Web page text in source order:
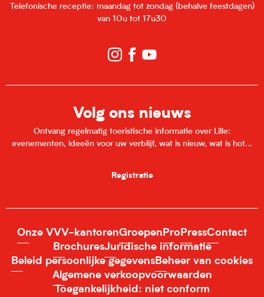
Telefonische receptie: maandag tot zondag (behalve feestdagen)
van 10u tot 17u30
Volg ons nieuws
Ontvang regelmatig toeristische informatie over Lille:
evenementen, ideeën voor uw verblijf, wat is nieuw, wat is hot...
Registratie
Onze VVV-kantorenGroepen Pro PressContact
BrochuresJuridische informatie
Beleid persoonlijke gegevensBeheer van cookies
Algemene verkoopvoorwaarden
Toegankelijkheid: niet conform